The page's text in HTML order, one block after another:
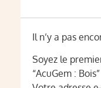
Il n’y a pas
Soyez le
“AcuGem : Bois”